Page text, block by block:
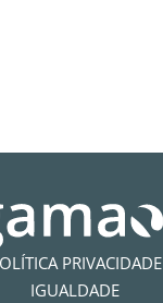
PRIVACIDADE
IGUALDADE